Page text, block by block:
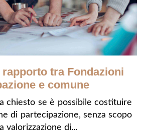
tra Fondazioni
e comune
chiesto se è possibile costituire
di partecipazione, senza scopo
valorizzazione di...